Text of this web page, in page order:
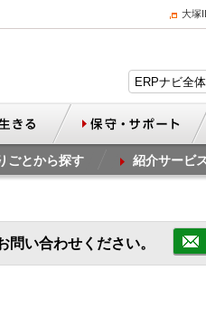
大塚
ごとから探す 紹介サービ
い合わせください。